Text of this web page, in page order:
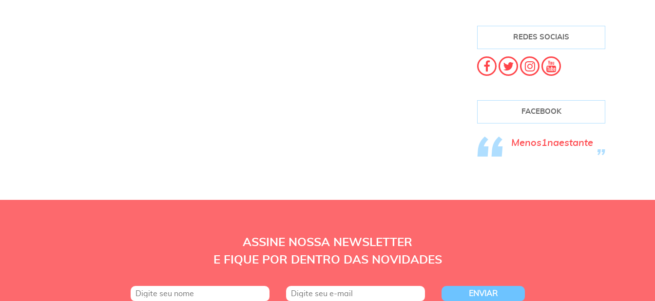
REDES SOCIAIS
FACEBOOK
Menos1naestante
ASSINE NOSSA NEWSLETTER
E FIQUE POR DENTRO DAS NOVIDADES